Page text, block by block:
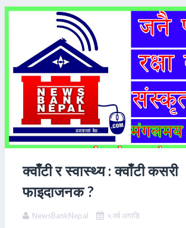
क्वाँटी र स्वास्थ्य : क्वाँटी कसरी
फाइदाजनक ?
NewsBankNepal ५ वर्ष अगाडि